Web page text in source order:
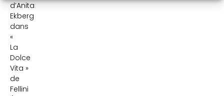
d’Anita
Ekberg
dans
«
La
Dolce
Vita »
de
Fellini